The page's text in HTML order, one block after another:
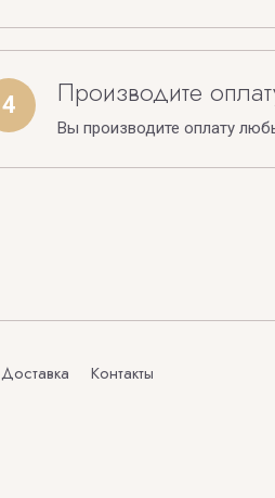
4 Производите
Вы производите оплату
Доставка Контакты